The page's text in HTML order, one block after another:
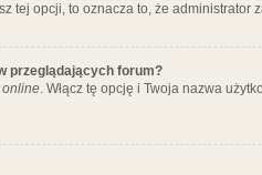
opcji, to oznacza to, że administrator
przeglądających forum?
online. Włącz tę opcję i Twoja nazwa